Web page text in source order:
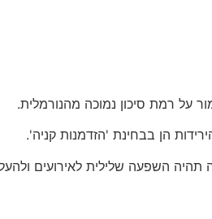
על רמת סיכון נמוכה מהנורמלית.
הן בבחינת 'הזדמנות קניה'.
השפעה שלילית לאירועים